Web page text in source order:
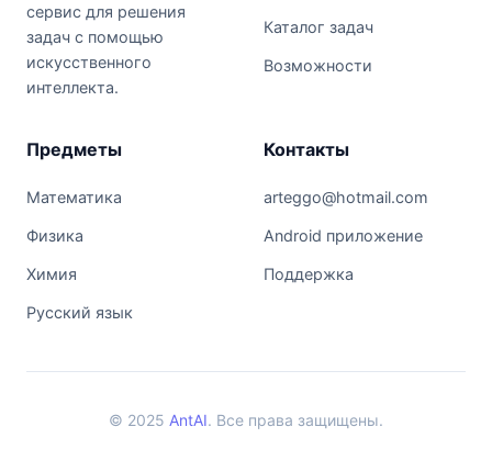
сервис для решения
задач с помощью
искусственного
интеллекта.
Каталог задач
Возможности
Предметы
Математика
Физика
Химия
Русский язык
Контакты
arteggo@hotmail.com
Android приложение
Поддержка
© 2025 AntAI. Все права защищены.